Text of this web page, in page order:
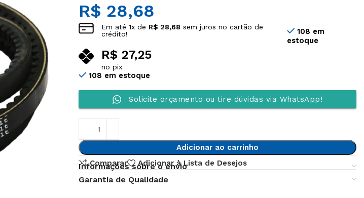
R$ 28,68
Em até1x de R$ 28,68 sem juros no cartão de
crédito!
R$ 27,25
no pix
108 em
estoque
108 em estoque
Solicite orçamento ou tire dúvidas via WhatsApp!
Adicionar ao carrinho
Comparar
Adicionar à Lista de Desejos
Informações sobre o envio
Garantia de Qualidade